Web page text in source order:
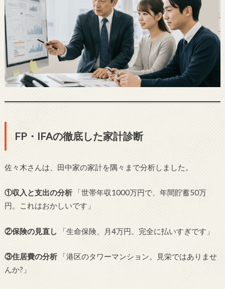
FP・IFAの徹底した家計診断
佐々木さんは、田中家の家計を隅々まで分析しました。
①収入と支出の分析「世帯年収1000万円で、年間貯蓄50万
円。これはおかしいです」
②保険の見直し 「生命保険、月4万円。完全に払いすぎです」
③住居費の分析「港区のタワーマンション。見栄ではありませ
んか?」